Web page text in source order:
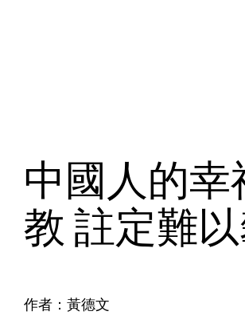
中國人的幸
教 註定難
作者：黃德文